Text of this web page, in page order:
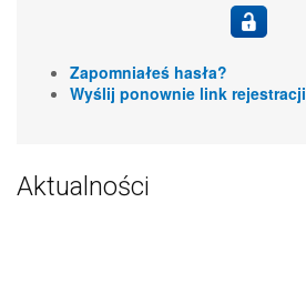
Zapomniałeś hasła?
Wyślij ponownie link rejestracji
Aktualności